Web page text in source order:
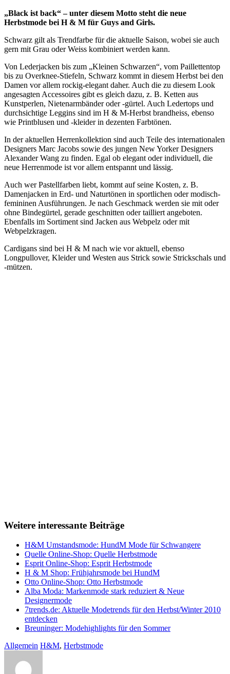
„Black ist back“ – unter diesem Motto steht die neue
Herbstmode bei H & M für Guys and Girls.
Schwarz gilt als Trendfarbe für die aktuelle Saison, wobei sie auch
gern mit Grau oder Weiss kombiniert werden kann.
Von Lederjacken bis zum „Kleinen Schwarzen“, vom Paillettentop
bis zu Overknee-Stiefeln, Schwarz kommt in diesem Herbst bei den
Damen vor allem rockig-elegant daher. Auch die zu diesem Look
angesagten Accessoires gibt es gleich dazu, z. B. Ketten aus
Kunstperlen, Nietenarmbänder oder -gürtel. Auch Ledertops und
durchsichtige Leggins sind im H & M-Herbst brandheiss, ebenso
wie Printblusen und -kleider in dezenten Farbtönen.
In der aktuellen Herrenkollektion sind auch Teile des internationalen
Designers Marc Jacobs sowie des jungen New Yorker Designers
Alexander Wang zu finden. Egal ob elegant oder individuell, die
neue Herrenmode ist vor allem entspannt und lässig.
Auch wer Pastellfarben liebt, kommt auf seine Kosten, z. B.
Damenjacken in Erd- und Naturtönen in sportlichen oder modisch-
femininen Ausführungen. Je nach Geschmack werden sie mit oder
ohne Bindegürtel, gerade geschnitten oder tailliert angeboten.
Ebenfalls im Sortiment sind Jacken aus Webpelz oder mit
Webpelzkragen.
Cardigans sind bei H & M nach wie vor aktuell, ebenso
Longpullover, Kleider und Westen aus Strick sowie Strickschals und
-mützen.
Weitere interessante Beiträge
H&M Umstandsmode: HundM Mode für Schwangere
Quelle Online-Shop: Quelle Herbstmode
Esprit Online-Shop: Esprit Herbstmode
H & M Shop: Frühjahrsmode bei HundM
Otto Online-Shop: Otto Herbstmode
Alba Moda: Markenmode stark reduziert & Neue
Designermode
7trends.de: Aktuelle Modetrends für den Herbst/Winter 2010
entdecken
Breuninger: Modehighlights für den Sommer
Allgemein H&M, Herbstmode